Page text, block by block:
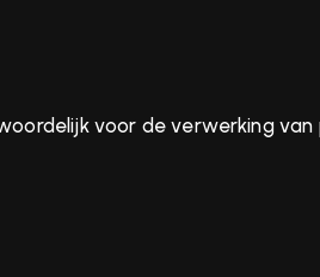
voor de verwerking